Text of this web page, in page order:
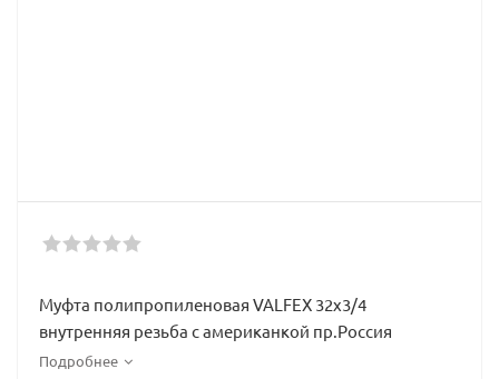
Муфта полипропиленовая VALFEX 32х3/4
внутренняя резьба с американкой пр.Россия
Подробнее